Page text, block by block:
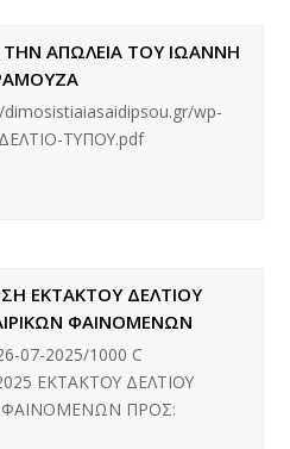
ΤΗΝ ΑΠΩΛΕΙΑ ΤΟΥ ΙΩΑΝΝΗ
wp-
ΤΥΠΟΥ.pdf
ΕΚΤΑΚΤΟΥ ΔΕΛΤΙΟΥ
ΦΑΙΝΟΜΕΝΩΝ
07-2025/1000 C
ΕΚΤΑΚΤΟΥ ΔΕΛΤΙΟΥ
ΦΑΙΝΟΜΕΝΩΝ ΠΡΟΣ: